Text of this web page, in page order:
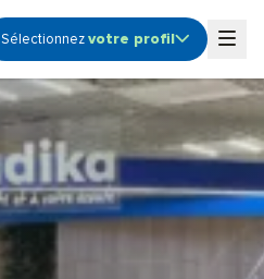
Sélectionnezvotre profil
Ouvrir le sous-menu profile
Audioprothésiste
Coordinateur de centre
Etudiant
Fonction Support -
Siège
Propriétaire de centre